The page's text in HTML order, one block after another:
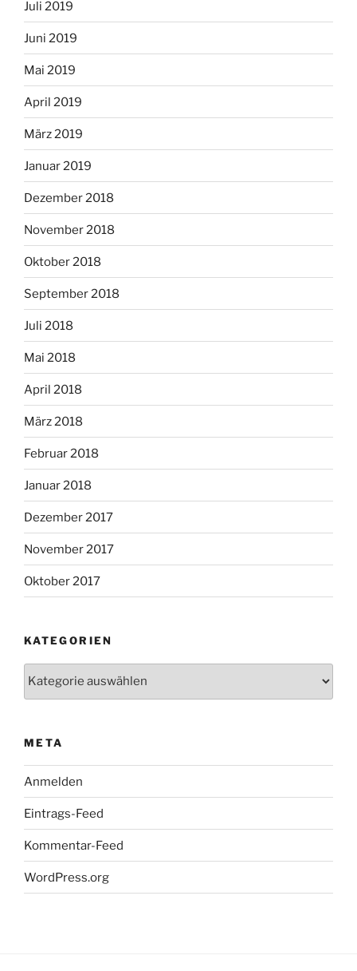
Juli 2019
Juni 2019
Mai 2019
April 2019
März 2019
Januar 2019
Dezember 2018
November 2018
Oktober 2018
September 2018
Juli 2018
Mai 2018
April 2018
März 2018
Februar 2018
Januar 2018
Dezember 2017
November 2017
Oktober 2017
KATEGORIEN
META
Anmelden
Eintrags-Feed
Kommentar-Feed
WordPress.org